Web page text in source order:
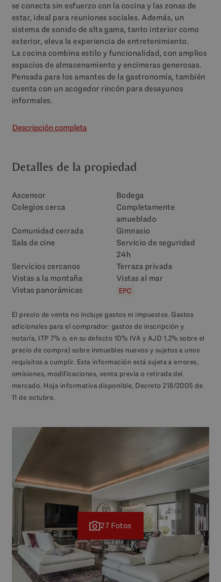
se conecta sin esfuerzo con la cocina y las zonas de
estar, ideal para reuniones sociales. Además, un
sistema de sonido de alta gama, tanto interior como
exterior, eleva la experiencia de entretenimiento.
La cocina combina estilo y funcionalidad, con amplios
espacios de almacenamiento y encimeras generosas.
Pensada para los amantes de la gastronomía, también
cuenta con un acogedor rincón para desayunos
informales.
Descripción completa
Detalles de la propiedad
Ascensor
Bodega
Colegios cerca
Completamente
amueblado
Comunidad cerrada
Gimnasio
Sala de cine
Servicio de seguridad
24h
Servicios cercanos
Terraza privada
Vistas a la montaña
Vistas al mar
Vistas panorámicas
EPC
El precio de venta no incluye gastos ni impuestos. Gastos
adicionales para el comprador: gastos de inscripción y
notaría, ITP 7% o, en su defecto 10% IVA y AJD 1,2% sobre el
precio de compra) sobre inmuebles nuevos y sujetos a unos
requisitos a cumplir. Esta información está sujeta a errores,
omisiones, modificaciones, venta previa o retirada del
mercado. Hoja informativa disponible, Decreto 218/2005 de
11 de octubre.
27 Fotos